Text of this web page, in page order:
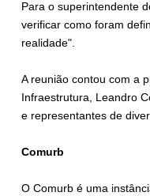
Para o superintendente
verificar como foram
realidade".
A reunião contou com a
Infraestrutura, Leandro
e representantes de
Comurb
O Comurb é uma